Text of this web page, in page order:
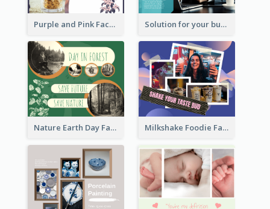
Purple and Pink Facebook Post Solution for your business Facebook Post
Nature Earth Day Facebook Post Milkshake Foodie Facebook Post